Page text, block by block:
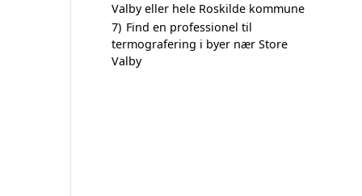
Valby eller hele Roskilde kommune
7) Find en professionel til
termografering i byer nær Store
Valby